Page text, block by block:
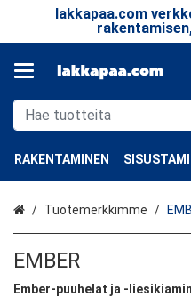
lakkapaa.com
RAKENTAMINEN
EtusivuTuotemerkkimme
EMBER
Ember-puuhelat ja -